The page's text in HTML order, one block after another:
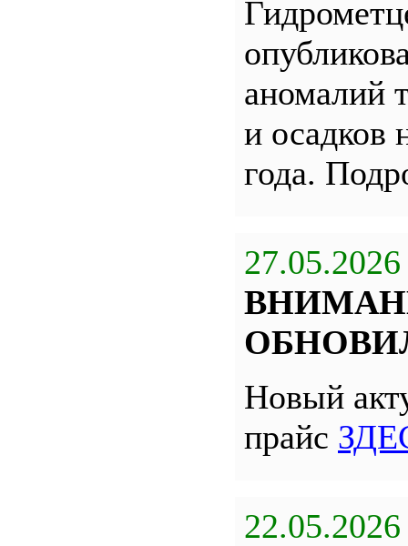
аномалий
и осадков
года.
27.05.2026
Новый
прайс
22.05.2026